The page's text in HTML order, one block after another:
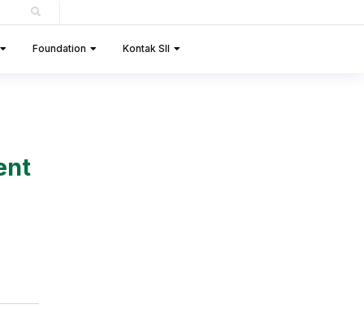
Foundation Kontak SII